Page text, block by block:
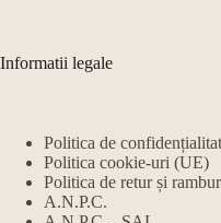
Informatii legale
Politica de
Politica cookie-uri (UE)
Politica de retur și
A.N.P.C.